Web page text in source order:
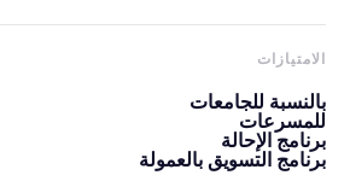
الامتيازات
بالنسبة للجامعات
للمسرعات
برنامج الإحالة
برنامج التسويق بالعمولة